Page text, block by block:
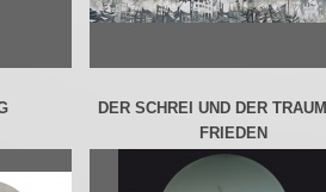
DER SCHREI UND DER
FRIEDEN